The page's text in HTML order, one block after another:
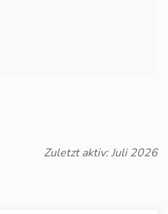
Zuletzt aktiv: Juli 2026